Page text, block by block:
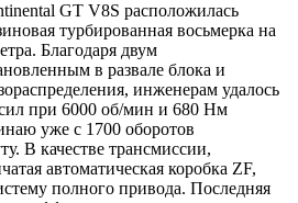
GT V8S расположилась
турбированная восьмерка на
Благодаря двум
в развале блока и
инженерам удалось
при 6000 об/мин и 680 Нм
уже с 1700 оборотов
В качестве трансмиссии,
автоматическая коробка ZF,
полного привода. Последняя